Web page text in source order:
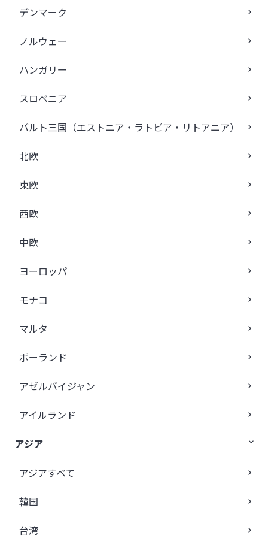
デンマーク
ノルウェー
ハンガリー
スロベニア
バルト三国（エストニア・ラトビア・リトアニア）
北欧
東欧
西欧
中欧
ヨーロッパ
モナコ
マルタ
ポーランド
アゼルバイジャン
アイルランド
アジア
アジアすべて
韓国
台湾